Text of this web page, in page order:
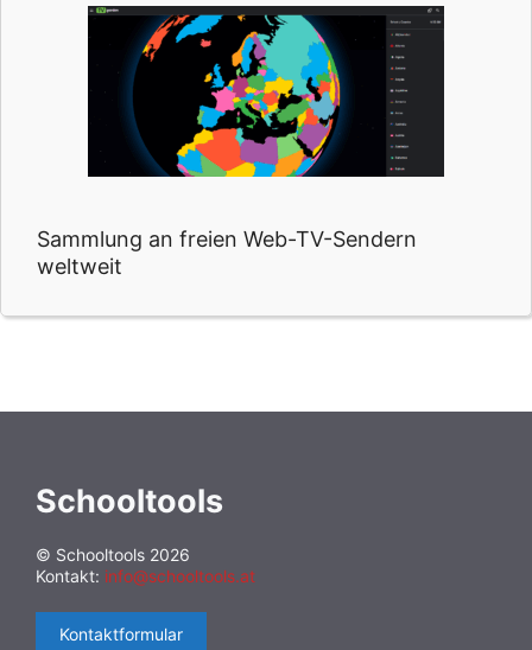
Sammlung an freien Web-TV-Sendern
weltweit
Schooltools
© Schooltools 2026
Kontakt: info@schooltools.at
Kontaktformular